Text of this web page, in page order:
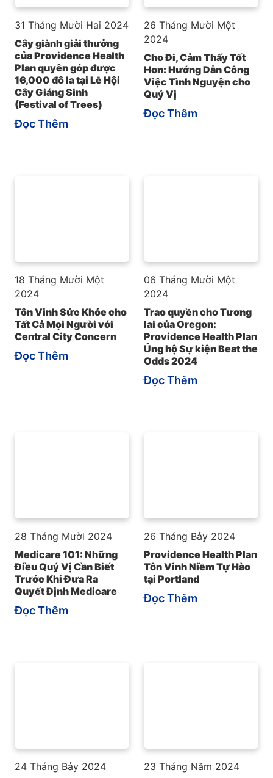
31 Tháng Mười Hai 2024
Cây giành giải thưởng
của Providence Health
Plan quyên góp được
16,000 đô la tại Lễ Hội
Cây Giáng Sinh
(Festival of Trees)
Đọc Thêm
26 Tháng Mười Một
2024
Cho Đi, Cảm Thấy Tốt
Hơn: Hướng Dẫn Công
Việc Tình Nguyện cho
Quý Vị
Đọc Thêm
18 Tháng Mười Một
2024
Tôn Vinh Sức Khỏe cho
Tất Cả Mọi Người với
Central City Concern
Đọc Thêm
06 Tháng Mười Một
2024
Trao quyền cho Tương
lai của Oregon:
Providence Health Plan
Ủng hộ Sự kiện Beat the
Odds 2024
Đọc Thêm
28 Tháng Mười 2024
Medicare 101: Những
Điều Quý Vị Cần Biết
Trước Khi Đưa Ra
Quyết Định Medicare
Đọc Thêm
26 Tháng Bảy 2024
Providence Health Plan
Tôn Vinh Niềm Tự Hào
tại Portland
Đọc Thêm
24 Tháng Bảy 2024
23 Tháng Năm 2024